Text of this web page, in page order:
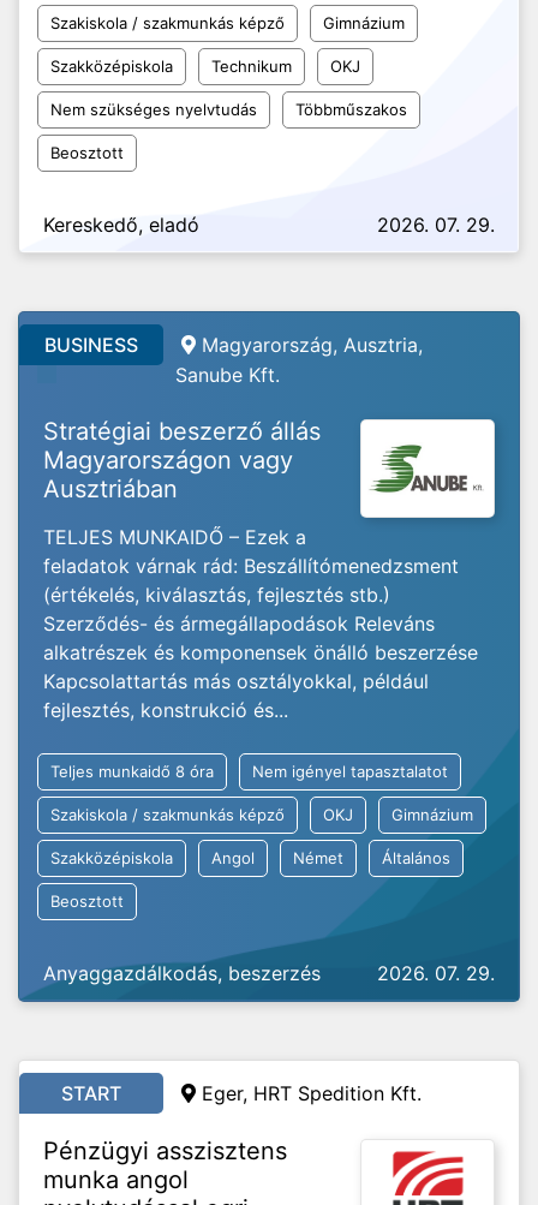
Szakiskola / szakmunkás képző Gimnázium
Szakközépiskola Technikum OKJ
Nem szükséges nyelvtudás Többműszakos
Beosztott
Kereskedő, eladó 2026. 07. 29.
BUSINESS
Magyarország, Ausztria,
Sanube Kft.
Stratégiai beszerző állás
Magyarországon vagy
Ausztriában
TELJES MUNKAIDŐ – Ezek a
feladatok várnak rád: Beszállítómenedzsment
(értékelés, kiválasztás, fejlesztés stb.)
Szerződés- és ármegállapodások Releváns
alkatrészek és komponensek önálló beszerzése
Kapcsolattartás más osztályokkal, például
fejlesztés, konstrukció és...
Teljes munkaidő 8 óra Nem igényel tapasztalatot
Szakiskola / szakmunkás képző OKJ Gimnázium
Szakközépiskola Angol Német Általános
Beosztott
Anyaggazdálkodás, beszerzés 2026. 07. 29.
START Eger, HRT Spedition Kft.
Pénzügyi asszisztens
munka angol